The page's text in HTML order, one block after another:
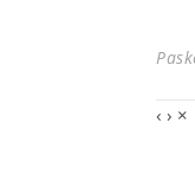
‹ › ×